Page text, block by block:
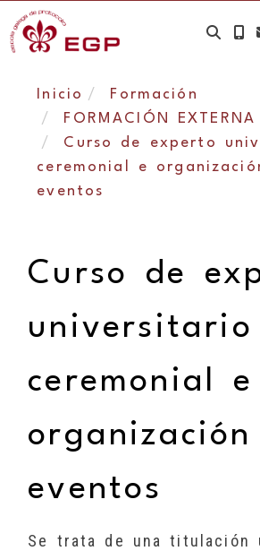
Inicio
Formación
FORMACIÓN EXTERNA
Curso de experto
ceremonial e
eventos
Curso de
universitario
ceremonial e
organización
eventos
Se trata de una titulación